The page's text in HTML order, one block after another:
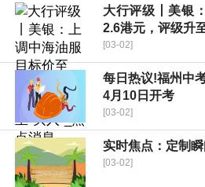
大行评级丨美银
2.6港元，评级升
[03-02]
每日热议!福州中
4月10日开考
[03-02]
实时焦点：定制
[03-02]